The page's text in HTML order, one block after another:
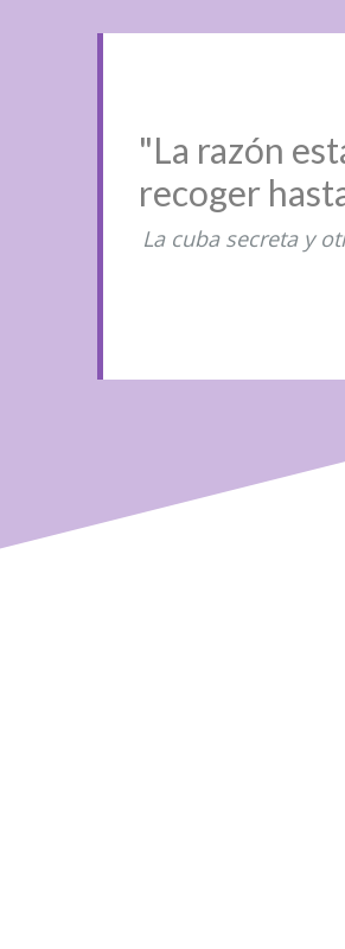
"La razón
recoger
La cuba secreta y